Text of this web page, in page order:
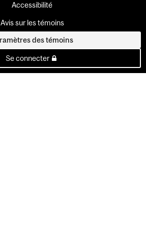
Accessibilité
Avis sur les témoins
des témoins
Se connecter